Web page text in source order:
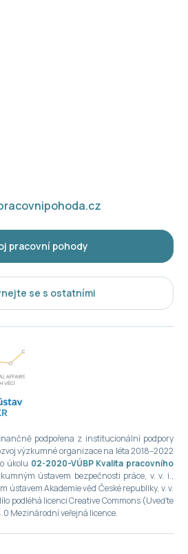
pracovní pohody
se s ostatními
podpořena z institucionální podpory
výzkumné organizace na léta 2018–2022
úkolu 02-2020-VÚBP Kvalita pracovního
ústavem bezpečnosti práce, v. v. i.,
ústavem Akademie věd České republiky, v. v.
podléhá licenci Creative Commons (Uveďte
Mezinárodní veřejná licence.